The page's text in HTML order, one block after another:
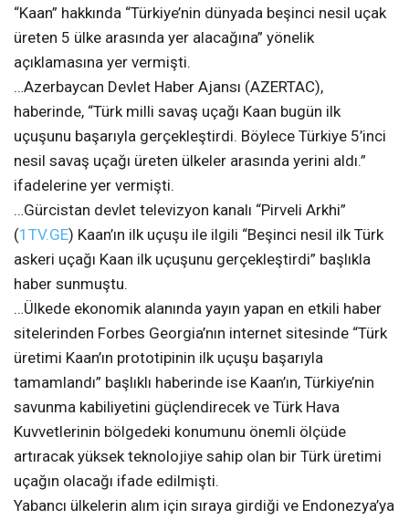
“Kaan” hakkında “Türkiye’nin dünyada beşinci nesil uçak
üreten 5 ülke arasında yer alacağına” yönelik
açıklamasına yer vermişti.
…Azerbaycan Devlet Haber Ajansı (AZERTAC),
haberinde, “Türk milli savaş uçağı Kaan bugün ilk
uçuşunu başarıyla gerçekleştirdi. Böylece Türkiye 5’inci
nesil savaş uçağı üreten ülkeler arasında yerini aldı.”
ifadelerine yer vermişti.
…Gürcistan devlet televizyon kanalı “Pirveli Arkhi”
(1TV.GE) Kaan’ın ilk uçuşu ile ilgili “Beşinci nesil ilk Türk
askeri uçağı Kaan ilk uçuşunu gerçekleştirdi” başlıkla
haber sunmuştu.
…Ülkede ekonomik alanında yayın yapan en etkili haber
sitelerinden Forbes Georgia’nın internet sitesinde “Türk
üretimi Kaan’ın prototipinin ilk uçuşu başarıyla
tamamlandı” başlıklı haberinde ise Kaan’ın, Türkiye’nin
savunma kabiliyetini güçlendirecek ve Türk Hava
Kuvvetlerinin bölgedeki konumunu önemli ölçüde
artıracak yüksek teknolojiye sahip olan bir Türk üretimi
uçağın olacağı ifade edilmişti.
Yabancı ülkelerin alım için sıraya girdiği ve Endonezya’ya